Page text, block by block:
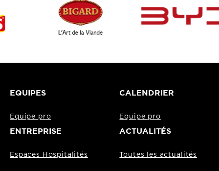
EQUIPES
Equipe pro
CALENDRIER
Equipe pro
ENTREPRISE
Espaces Hospitalités
ACTUALITÉS
Toutes les actualités